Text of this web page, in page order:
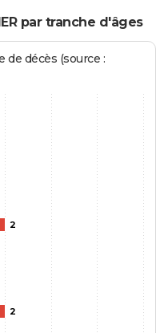
par tranche d'âges
décès (source :
2
2